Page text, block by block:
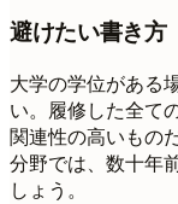
避けたい書き方
大学の学位がある
い。履修した全て
関連性の高いもの
分野では、数十年
しょう。